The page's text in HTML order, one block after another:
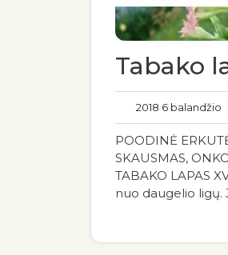
Tabako
2018 6 balandžio
POODINĖ
SKAUSMAS,
TABAKO LAPAS
nuo daugelio ligų.